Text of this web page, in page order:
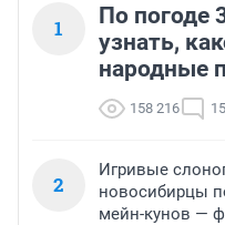
1
По погоде
узнать,
народные
158 216 15
2
Игривые
новосибирцы
мейн-кунов —